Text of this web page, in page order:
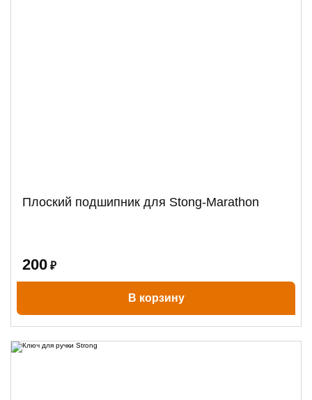
Плоский подшипник для Stong-Marathon
200 ₽
В корзину